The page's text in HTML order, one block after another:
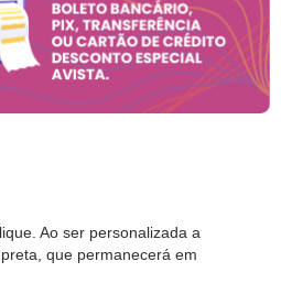
Ao ser personalizada a
que permanecerá em